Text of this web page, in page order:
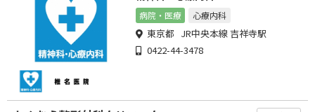
病院・医療 心療内科
東京都 JR中央本線 吉祥寺駅
0422-44-3478